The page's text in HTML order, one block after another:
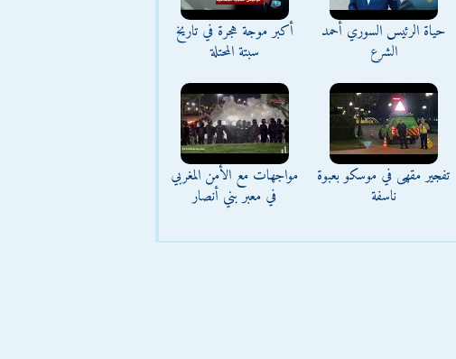
حياة الرئيس السوري أحمد
الشرع
أكبر موجة هجرة في تاريخ
سبتة المحتلة
تفجير مقهى في موسكو بعبوة
ناسفة
مواجهات مع الأمن المغربي
في معبر بني أنصار